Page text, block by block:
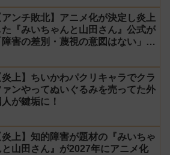
ルン」「でびでび・でびる」が出
！アンチ敗北】アニメ化が決定し炎上
た『みいちゃんと山田さん』公式が
障害の差別・蔑視の意図はない」と
炎上】ちいかわパクリキャラでクラ
ァンやってぬいぐるみを売ってた外
人が鍵垢に！
炎上】知的障害が題材の『みいちゃ
と山田さん』が2027年にアニメ化